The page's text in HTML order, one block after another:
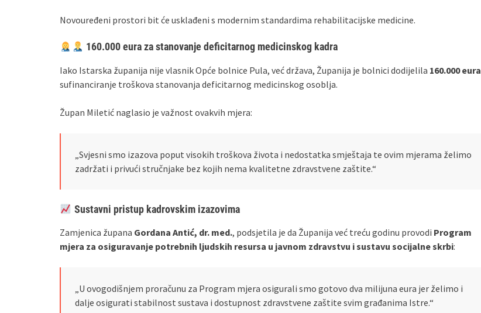
Novouređeni prostori bit će usklađeni s modernim standardima rehabilitacijske medicine.
160.000 eura za stanovanje deficitarnog medicinskog kadra
Iako Istarska županija nije vlasnik Opće bolnice Pula, već država, Županija je bolnici dodijelila 160.000 eura
sufinanciranje troškova stanovanja deficitarnog medicinskog osoblja.
Župan Miletić naglasio je važnost ovakvih mjera:
„Svjesni smo izazova poput visokih troškova života i nedostatka smještaja te ovim mjerama želimo
zadržati i privući stručnjake bez kojih nema kvalitetne zdravstvene zaštite.“
Sustavni pristup kadrovskim izazovima
Zamjenica župana Gordana Antić, dr. med., podsjetila je da Županija već treću godinu provodi Program
mjera za osiguravanje potrebnih ljudskih resursa u javnom zdravstvu i sustavu socijalne skrbi:
„U ovogodišnjem proračunu za Program mjera osigurali smo gotovo dva milijuna eura jer želimo i
dalje osigurati stabilnost sustava i dostupnost zdravstvene zaštite svim građanima Istre.“